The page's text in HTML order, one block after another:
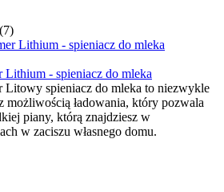
Lithium - spieniacz do mleka
Litowy spieniacz do mleka to niezwykle
możliwością ładowania, który pozwala
piany, którą znajdziesz w
w zaciszu własnego domu.